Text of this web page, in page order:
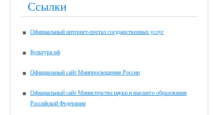
Ссылки
Официальный интернет-портал государственных услуг
Культура.рф
Официальный сайт Минпросвещения России
Официальный сайт Министерства науки и высшего образования
Российской Федерации